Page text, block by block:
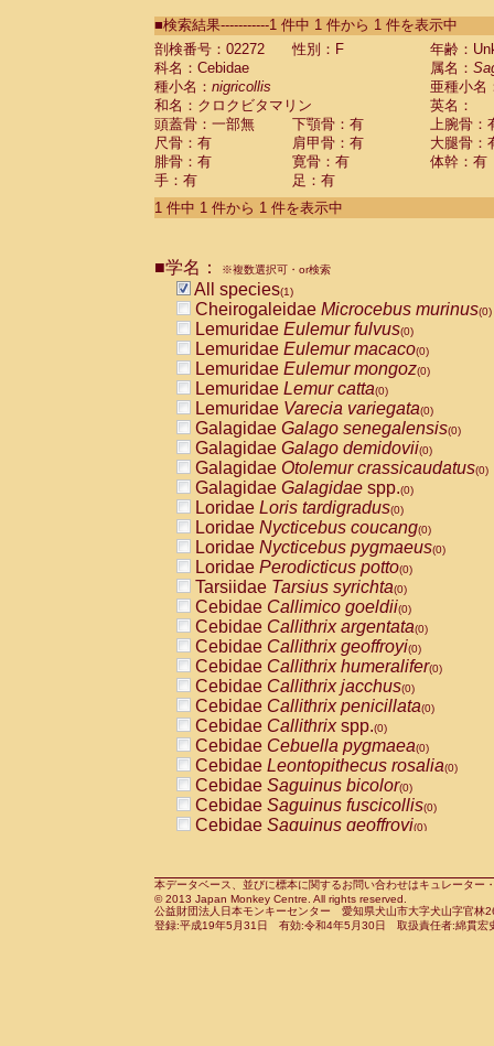
CebidaeSaguinus labiatus(0)
Cebidae Saguinus leucopus (0)
Cebidae
CebidaeSaguinus mystax
CebidaeSaguinus nigricollis (1)
Cebidae Saguinus oedipus
Cebidae Saguinus weddelli
Cebidae Saguinusspp.
Cebidae Aotus trivirgatus
Cebidae Cebus albifrons
CebidaeCebus nigrivittatus
CebidaeCebus
CebidaeSaimiri boliviensis(0)
CebidaeSaimiri sciureus(0)
AtelidaeAlouatta caraya(0)
AtelidaeAlouatta fusca(0)
AtelidaeAlouatta seniculus
AtelidaeAlouattaspp.(0)
AtelidaeAteles belzebuth(0)
AtelidaeAteles geoffroyi(0)
AtelidaeAteles paniscus(0)
AtelidaeAtelesspp.(0)
Atelidae Lagothrix lagothricha
AtelidaeLagothrix lagothricha cana
PitheciidaeCacajao calvus
PitheciidaeCallicebus cupreus
PitheciidaeCallicebus donacophilus
PitheciidaeCallicebus moloch
PitheciidaeCallicebus torquatus
PitheciidaeCallicebusspp.(0)
PitheciidaeChiropotes satanas(0)
PitheciidaePithecia monachus
PitheciidaePithecia pithecia(0)
CercopithecidaeCercocebus agilis
CercopithecidaeCercocebus
CercopithecidaeCercocebus
CercopithecidaeCercocebus
CercopithecidaeCercocebus
CercopithecidaeCercocebushybrid
CercopithecidaePapio anubis(0)
CercopithecidaePapio cynocephalus
CercopithecidaePapio hamadryas(0)
■検索結果-----------1 件中 1 件から 1 件を表示中
剖検番号：02272
性別：F
年齢：
科名：Cebidae
属名：
種小名： nigricollis
亜種小名
和名：クロクビタマリン
英名：
頭蓋骨：一部無
下顎骨：有
上腕骨：
尺骨：有
肩甲骨：有
大腿骨：
腓骨：有
寛骨：有
体幹：有
手：有
足：有
1 件中 1 件から 1 件を表示中
■学名： ※複数選択可・or検索
All species(1)
Cheirogaleidae Microcebus murinus(0)
Lemuridae Eulemur fulvus(0)
Lemuridae Eulemur macaco(0)
Lemuridae Eulemur mongoz(0)
Lemuridae Lemur catta(0)
Lemuridae Varecia variegata(0)
Galagidae Galago senegalensis(0)
Galagidae Galago demidovii(0)
Galagidae Otolemur crassicaudatus(0)
Galagidae Galagidae spp.(0)
Loridae Loris tardigradus(0)
Loridae Nycticebus coucang(0)
Loridae Nycticebus pygmaeus(0)
Loridae Perodicticus potto(0)
Tarsiidae Tarsius syrichta(0)
Cebidae Callimico goeldii(0)
Cebidae Callithrix argentata(0)
Cebidae Callithrix geoffroyi(0)
Cebidae Callithrix humeralifer(0)
Cebidae Callithrix jacchus(0)
Cebidae Callithrix penicillata(0)
Cebidae Callithrixspp.(0)
Cebidae Cebuella pygmaea(0)
Cebidae Leontopithecus rosalia(0)
Cebidae Saguinus bicolor(0)
Cebidae Saguinus fuscicollis(0)
Cebidae Saguinus geoffroyi(0)
CebidaeSaguinus leucopus(0)
CebidaeSaguinus midas(0)
Cebidae Saguinus mystax(0)
本データベース、並びに標本に関するお問い合わせはキュレータ
© 2013 Japan Monkey Centre. All rights reserved.
公益財団法人日本モンキーセンター 愛知県犬山市大字犬山字官
登録:平成19年5月31日 有効:令和4年5月30日 取扱責任者:綿貫宏